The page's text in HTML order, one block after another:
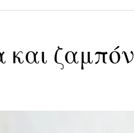
ζαμπόν